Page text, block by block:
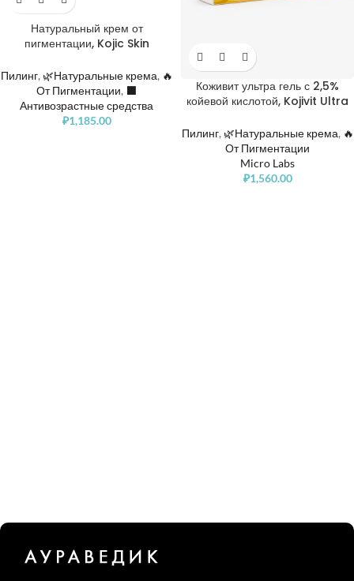
Натуральный крем от
пигментации, Kojic Skin
Пилинг, 🌿Натуральные крема, 🔥
От Пигментации, ⬛️
Антивозрастные средства
₽1,185.00
Коживит ультра гель с 2,5%
койевой кислотой, Kojivit Ultra
Пилинг, 🌿Натуральные крема, 🔥
От Пигментации
Micro Labs
₽1,560.00